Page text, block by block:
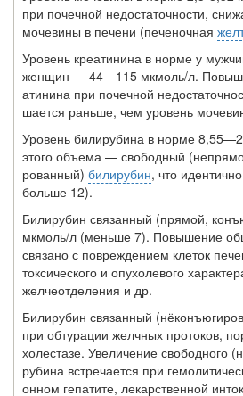
при почечной недостаточности,
мочевины в печени (печеночная
Уровень креатинина в норме у
женщин — 44—115 мкмоль/л.
атинина при почечной
шается раньше, чем уровень
Уровень билирубина в норме
этого объема — свободный
рованный) билирубин, что
больше 12).
Билирубин связанный (прямой,
мкмоль/л (меньше 7). Повышение
связано с повреждением клеток
токсического и опухолевого
желчеотделения и др.
Билирубин связанный
при обтурации желчных протоков,
холестазе. Увеличение свободного
рубина встречается при
онном гепатите, лекарственной